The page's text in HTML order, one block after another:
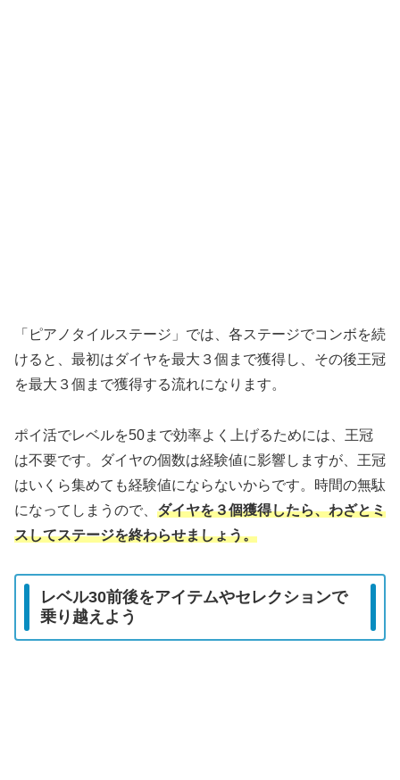
「ピアノタイルステージ」では、各ステージでコンボを続
けると、最初はダイヤを最大３個まで獲得し、その後王冠
を最大３個まで獲得する流れになります。
ポイ活でレベルを50まで効率よく上げるためには、王冠
は不要です。ダイヤの個数は経験値に影響しますが、王冠
はいくら集めても経験値にならないからです。時間の無駄
になってしまうので、 ダイヤを３個獲得したら、わざとミ
スしてステージを終わらせましょう。
レベル30前後をアイテムやセレクションで
乗り越えよう